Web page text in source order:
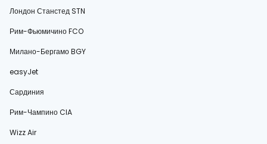
Лондон Станстед STN
Рим-Фьюмичино FCO
Милано-Бергамо BGY
easyJet
Сардиния
Рим-Чампино CIA
Wizz Air